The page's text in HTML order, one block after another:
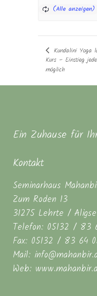
Kundalini Yoga
Kurs – Einstieg
möglich
Ein Zuhause für
Kontakt
Seminarhaus
Zum Roden 13
31275 Lehrte / Aligse
Telefon: 05132 / 83
Fax: 05132 / 83 64
Mail:
Web: